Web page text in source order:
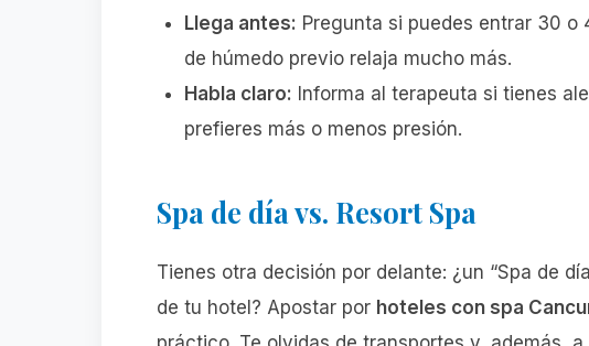
Llega antes: Pregunta si puedes entrar 30 o
de húmedo previo relaja mucho más.
Habla claro: Informa al terapeuta si tienes
prefieres más o menos presión.
Spa de día vs. Resort Spa
Tienes otra decisión por delante: ¿un “Spa de
de tu hotel? Apostar por hoteles con spa